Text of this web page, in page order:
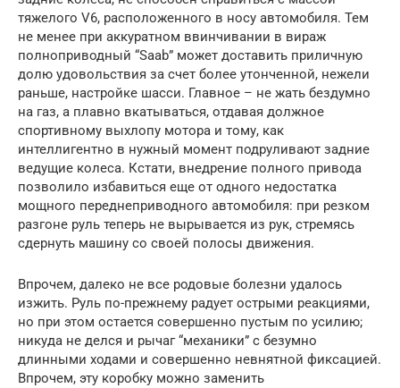
тяжелого V6, расположенного в носу автомобиля. Тем
не менее при аккуратном ввинчивании в вираж
полноприводный “Saab” может доставить приличную
долю удовольствия за счет более утонченной, нежели
раньше, настройке шасси. Главное – не жать бездумно
на газ, а плавно вкатываться, отдавая должное
спортивному выхлопу мотора и тому, как
интеллигентно в нужный момент подруливают задние
ведущие колеса. Кстати, внедрение полного привода
позволило избавиться еще от одного недостатка
мощного переднеприводного автомобиля: при резком
разгоне руль теперь не вырывается из рук, стремясь
сдернуть машину со своей полосы движения.
Впрочем, далеко не все родовые болезни удалось
изжить. Руль по-прежнему радует острыми реакциями,
но при этом остается совершенно пустым по усилию;
никуда не делся и рычаг “механики” с безумно
длинными ходами и совершенно невнятной фиксацией.
Впрочем, эту коробку можно заменить